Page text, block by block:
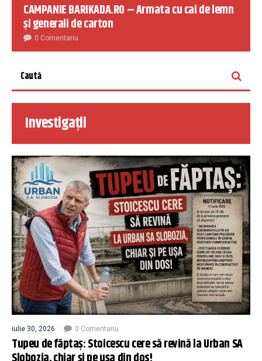
CAMPANIE BARIKADA.RO – Armata cu cai de lemn
și generali de carton
0 Comentariu
Investigații
iulie 30, 2026 0 Comentariu
Tupeu de făptaș: Stoicescu cere să revină la Urban SA